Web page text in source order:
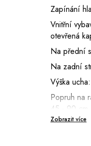
Zapínání
Vnitřní
otevřená
Na přední
Na zadní
Výška
Popruh na
45 - 90 cm
Zobrazit více